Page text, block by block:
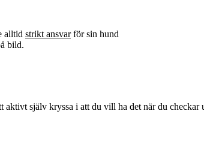
alltid strikt ansvarför sin hund
bild.
själv kryssa i att du vill ha det när du checkar